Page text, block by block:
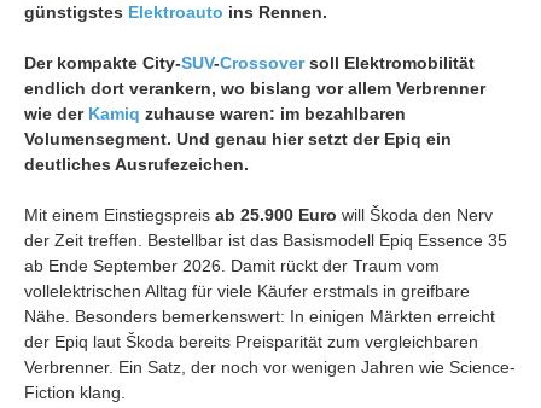
günstigstes Elektroauto ins Rennen.
Der kompakte City-SUV-Crossoversoll Elektromobilität
endlich dort verankern, wo bislang vor allem Verbrenner
wie der Kamiq zuhause waren: im bezahlbaren
Volumensegment. Und genau hier setzt der Epiq ein
deutliches Ausrufezeichen.
Mit einem Einstiegspreis ab 25.900 Euro will Škoda den Nerv
der Zeit treffen. Bestellbar ist das Basismodell Epiq Essence 35
ab Ende September 2026. Damit rückt der Traum vom
vollelektrischen Alltag für viele Käufer erstmals in greifbare
Nähe. Besonders bemerkenswert: In einigen Märkten erreicht
der Epiq laut Škoda bereits Preisparität zum vergleichbaren
Verbrenner. Ein Satz, der noch vor wenigen Jahren wie Science-
Fiction klang.